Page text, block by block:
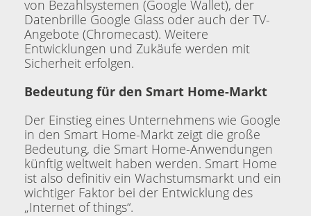
von Bezahlsystemen (Google Wallet), der
Datenbrille Google Glass oder auch der TV-
Angebote (Chromecast). Weitere
Entwicklungen und Zukäufe werden mit
Sicherheit erfolgen.
Bedeutung für den Smart Home-Markt
Der Einstieg eines Unternehmens wie Google
in den Smart Home-Markt zeigt die große
Bedeutung, die Smart Home-Anwendungen
künftig weltweit haben werden. Smart Home
ist also definitiv ein Wachstumsmarkt und ein
wichtiger Faktor bei der Entwicklung des
„Internet of things“.